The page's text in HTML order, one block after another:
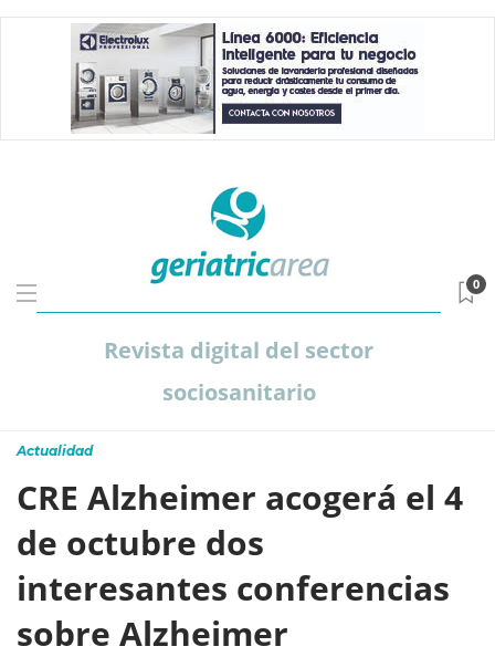
Revista digital del sector
sociosanitario
0
Actualidad
CRE Alzheimer acogerá el 4
de octubre dos
interesantes conferencias
sobre Alzheimer